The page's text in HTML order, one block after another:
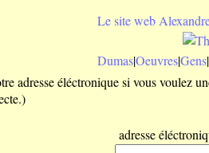
Le site web
Dumas|Oeuvres|Gens|
adresse éléctronique si vous voulez
adresse